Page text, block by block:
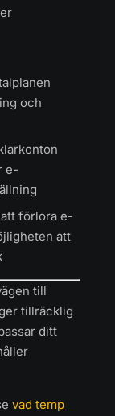
och
e-
förlora e-
att
till
tillräcklig
ditt
vad temp